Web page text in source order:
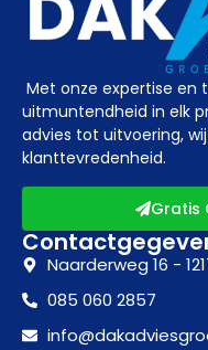
Met onze expertise en
uitmuntendheid in elk
advies tot uitvoering,
klanttevredenheid.
Gratis
Naarderweg 16 -
085 060 2857